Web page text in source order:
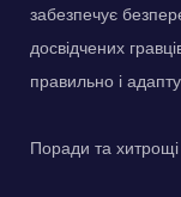
забезпечує
досвідчених
правильно і
Поради та хитрощі